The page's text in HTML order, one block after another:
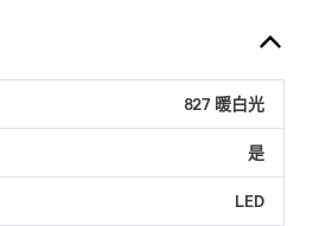
827 暖白光
是
LED